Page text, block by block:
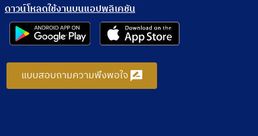
ดาวน์โหลดใช้งานบนแอปพลิเคชัน
แบบสอบถามความพึงพอใจ